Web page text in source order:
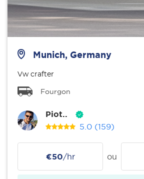
Munich, Germany
Vw crafter
Fourgon
Piot..
5.0 (159)
€50/hr ou